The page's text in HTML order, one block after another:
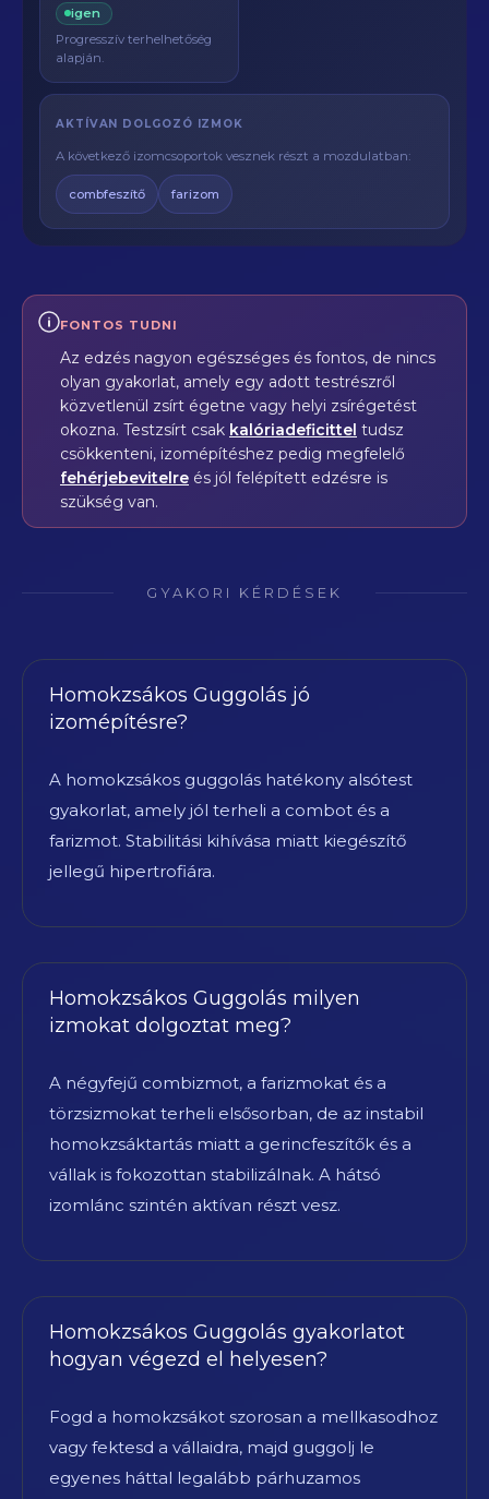
igen
Progresszív terhelhetőség
alapján.
AKTÍVAN DOLGOZÓ IZMOK
A következő izomcsoportok vesznek részt a mozdulatban:
combfeszítő farizom
FONTOS TUDNI
Az edzés nagyon egészséges és fontos, de nincs
olyan gyakorlat, amely egy adott testrészről
közvetlenül zsírt égetne vagy helyi zsírégetést
okozna. Testzsírt csak kalóriadeficittel tudsz
csökkenteni, izomépítéshez pedig megfelelő
fehérjebevitelre és jól felépített edzésre is
szükség van.
GYAKORI KÉRDÉSEK
Homokzsákos Guggolás jó
izomépítésre?
A homokzsákos guggolás hatékony alsótest
gyakorlat, amely jól terheli a combot és a
farizmot. Stabilitási kihívása miatt kiegészítő
jellegű hipertrofiára.
Homokzsákos Guggolás milyen
izmokat dolgoztat meg?
A négyfejű combizmot, a farizmokat és a
törzsizmokat terheli elsősorban, de az instabil
homokzsáktartás miatt a gerincfeszítők és a
vállak is fokozottan stabilizálnak. A hátsó
izomlánc szintén aktívan részt vesz.
Homokzsákos Guggolás gyakorlatot
hogyan végezd el helyesen?
Fogd a homokzsákot szorosan a mellkasodhoz
vagy fektesd a vállaidra, majd guggolj le
egyenes háttal legalább párhuzamos